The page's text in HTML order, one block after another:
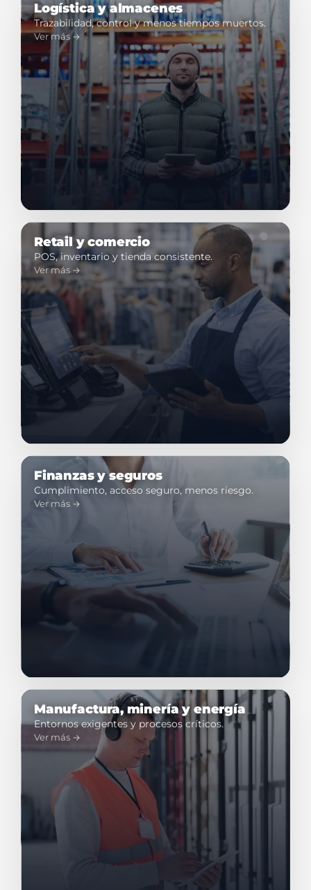
Logística y almacenes
Trazabilidad, control y menos tiempos muertos.
Ver más →
Retail y comercio
POS, inventario y tienda consistente.
Ver más →
Finanzas y seguros
Cumplimiento, acceso seguro, menos riesgo.
Ver más →
Manufactura, minería y energía
Entornos exigentes y procesos críticos.
Ver más →